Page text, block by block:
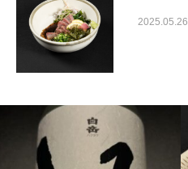
2025.05.26